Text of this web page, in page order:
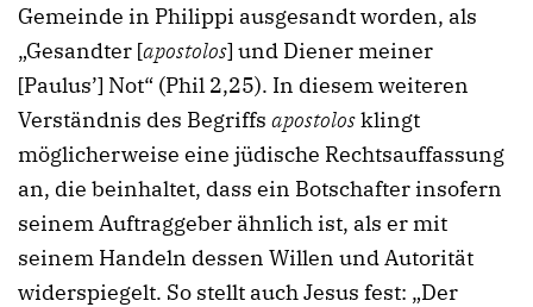
Gemeinde in Philippi ausgesandt worden, als
„Gesandter [apostolos] und Diener meiner
[Paulus’] Not“ (Phil 2,25). In diesem weiteren
Verständnis des Begriffs apostolosklingt
möglicherweise eine jüdische Rechtsauffassung
an, die beinhaltet, dass ein Botschafter insofern
seinem Auftraggeber ähnlich ist, als er mit
seinem Handeln dessen Willen und Autorität
widerspiegelt. So stellt auch Jesus fest: „Der